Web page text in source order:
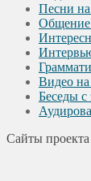
Песни
Общение
Видео
Беседы с
Сайты